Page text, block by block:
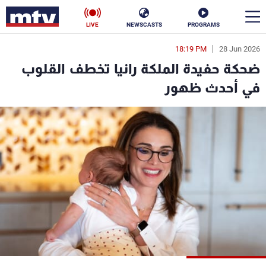
PROGRAMS
NEWSCASTS
LIVE
28 Jun 2026
18:19 PM
ضحكة حفيدة الملكة رانيا تخطف القلوب
في أحدث ظهور
en
الأخبار
سياسة ناس
فن
رياضة
البرامج